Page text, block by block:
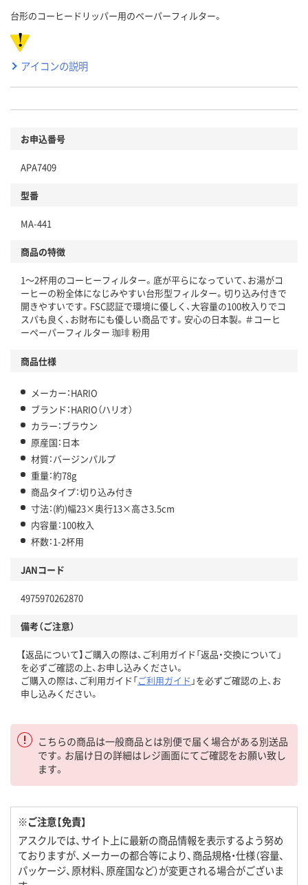
台形のコーヒードリッパー用のペーパーフィルター。
アイコンの説明
お申込番号
APA7409
型番
MA-441
商品の特徴
1～2杯用のコーヒーフィルター。底が平らになっていて、お湯がコ
ーヒーの粉全体になじみやすい台形型フィルター。切り込み付きで
開きやすいです。FSC認証で環境に優しく、大容量の100枚入りでコ
スパも良く、お財布にも優しい商品です。安心の日本製。＃コーヒ
ーペーパーフィルター 珈琲 粉用
商品仕様
メーカー：HARIO
ブランド：HARIO（ハリオ）
カラー：ブラウン
原産国：日本
材質：バージンパルプ
重量：約78g
商品タイプ：切り込み付き
寸法：(約)幅23×奥行13×高さ3.5cm
内容量：100枚入
杯数：1-2杯用
JANコード
4975970262870
備考（ご注意）
【返品について】ご購入の際は、ご利用ガイド「返品・交換について」
を必ずご確認の上、お申し込みください。
ご購入の際は、ご利用ガイド「ご利用ガイド 」を必ずご確認の上、お
申し込みください。
こちらの商品は一般商品とは別便で届く場合がある別送品
です。お届け日の詳細はレジ画面にてご確認をお願い致し
ます。
※ご注意【免責】
アスクルでは、サイト上に最新の商品情報を表示するよう努め
ておりますが、メーカーの都合等により、商品規格・仕様（容量、
パッケージ、原材料、原産国など）が変更される場合がございま